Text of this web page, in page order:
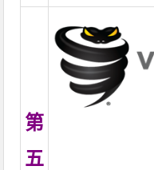
第
五